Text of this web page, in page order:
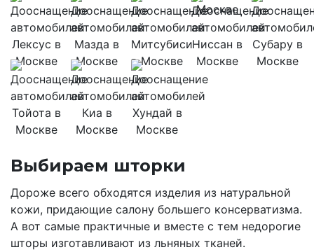
Выбираем шторки
Дороже всего обходятся изделия из натуральной
кожи, придающие салону большего консерватизма.
А вот самые практичные и вместе с тем недорогие
шторы изготавливают из льняных тканей.